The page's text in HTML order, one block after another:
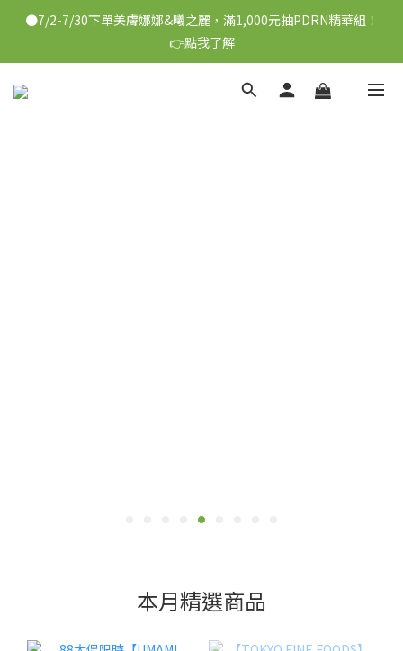
●7/2-7/30下單美膚娜娜&曦之麗，滿1,000元抽PDRN精華組！
👉點我了解
●7/2-7/30下單美膚娜娜&曦之麗，滿1,000元抽PDRN精華組！
👉點我了解
●每消費1元可獲得1會員點數
本月精選商品